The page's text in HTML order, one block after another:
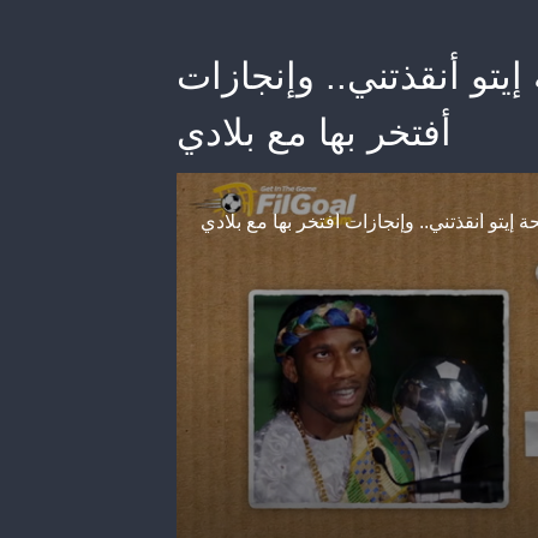
نصيحة إيتو أنقذتني.. وإنجازات
أفتخر بها مع بلادي